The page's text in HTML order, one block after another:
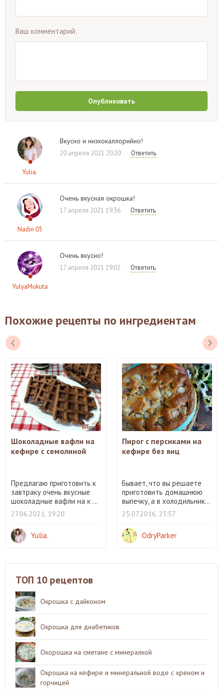
Ваш комментарий:
Опубликовать
Yulia.
Вкусно и низкокаллорийно!
20 апреля 2021 20:20 Ответить
Nadin 05
Очень вкусная окрошка!
17 апреля 2021 19:36 Ответить
YulyaMukuta
Очень вкусно!
17 апреля 2021 19:02 Ответить
Похожие рецепты по ингредиентам
Шоколадные вафли на
кефире с семолиной
Предлагаю приготовить к
завтраку очень вкусные
шоколадные вафли на к ...
27.06.2021, 19:20
Yulia.
Пирог с персиками на
кефире без яиц
Бывает, что вы решаете
приготовить домашнюю
выпечку, а в холодильник...
25.07.2016, 23:57
OdryParker
ТОП 10 рецептов
Окрошка с дайконом
Окрошка для диабетиков
Окорошка на сметане с минералкой
Окрошка на кефире и минеральной воде с хреном и
горчицей